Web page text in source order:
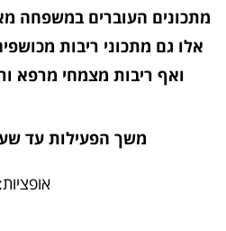
מתכונים העוברים במשפחה
אלו גם מתכוני ריבות
ואף ריבות מצמחי מרפא
משך הפעילות עד
אופציות: